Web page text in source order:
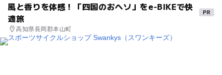
風と香りを体感！「四国のおヘソ」をe-BIKEで快
適旅
高知県長岡郡本山町